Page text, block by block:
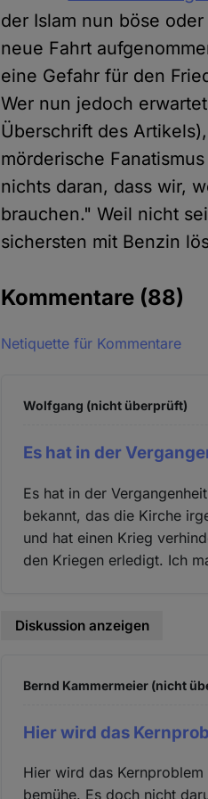
der Islam nun böse
neue Fahrt
eine Gefahr für den
Wer nun jedoch
Überschrift des
mörderische
nichts daran, dass wir,
brauchen." Weil nicht
sichersten mit Benzin
Kommentare (88)
Netiquette für Kommentare
Wolfgang (nicht überprüft)
Es hat in der
Es hat in der
bekannt, das die Kirche
und hat einen Krieg
den Kriegen erledigt. Ich
Diskussion anzeigen
Bernd Kammermeier (nicht
Hier wird das
Hier wird das
bemühe. Es doch nicht